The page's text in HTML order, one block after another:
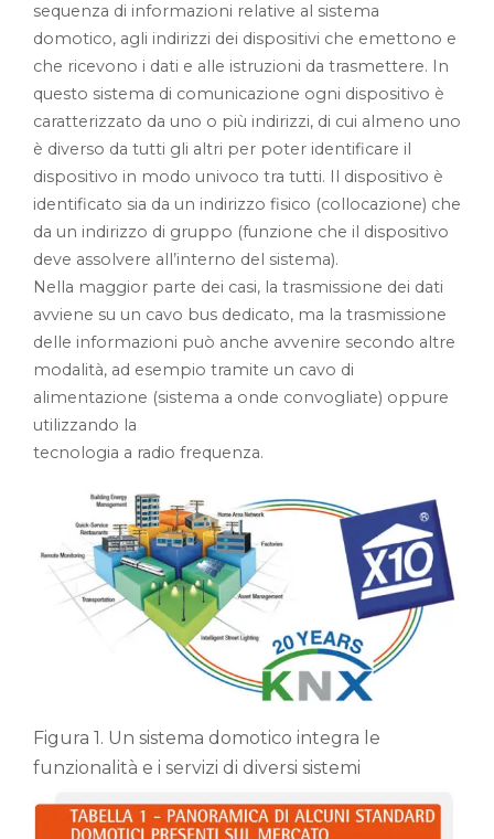
sequenza di informazioni relative al sistema
domotico, agli indirizzi dei dispositivi che emettono e
che ricevono i dati e alle istruzioni da trasmettere. In
questo sistema di comunicazione ogni dispositivo è
caratterizzato da uno o più indirizzi, di cui almeno uno
è diverso da tutti gli altri per poter identificare il
dispositivo in modo univoco tra tutti. Il dispositivo è
identificato sia da un indirizzo fisico (collocazione) che
da un indirizzo di gruppo (funzione che il dispositivo
deve assolvere all’interno del sistema).
Nella maggior parte dei casi, la trasmissione dei dati
avviene su un cavo bus dedicato, ma la trasmissione
delle informazioni può anche avvenire secondo altre
modalità, ad esempio tramite un cavo di
alimentazione (sistema a onde convogliate) oppure
utilizzando la
tecnologia a radio frequenza.
Figura 1. Un sistema domotico integra le
funzionalità e i servizi di diversi sistemi